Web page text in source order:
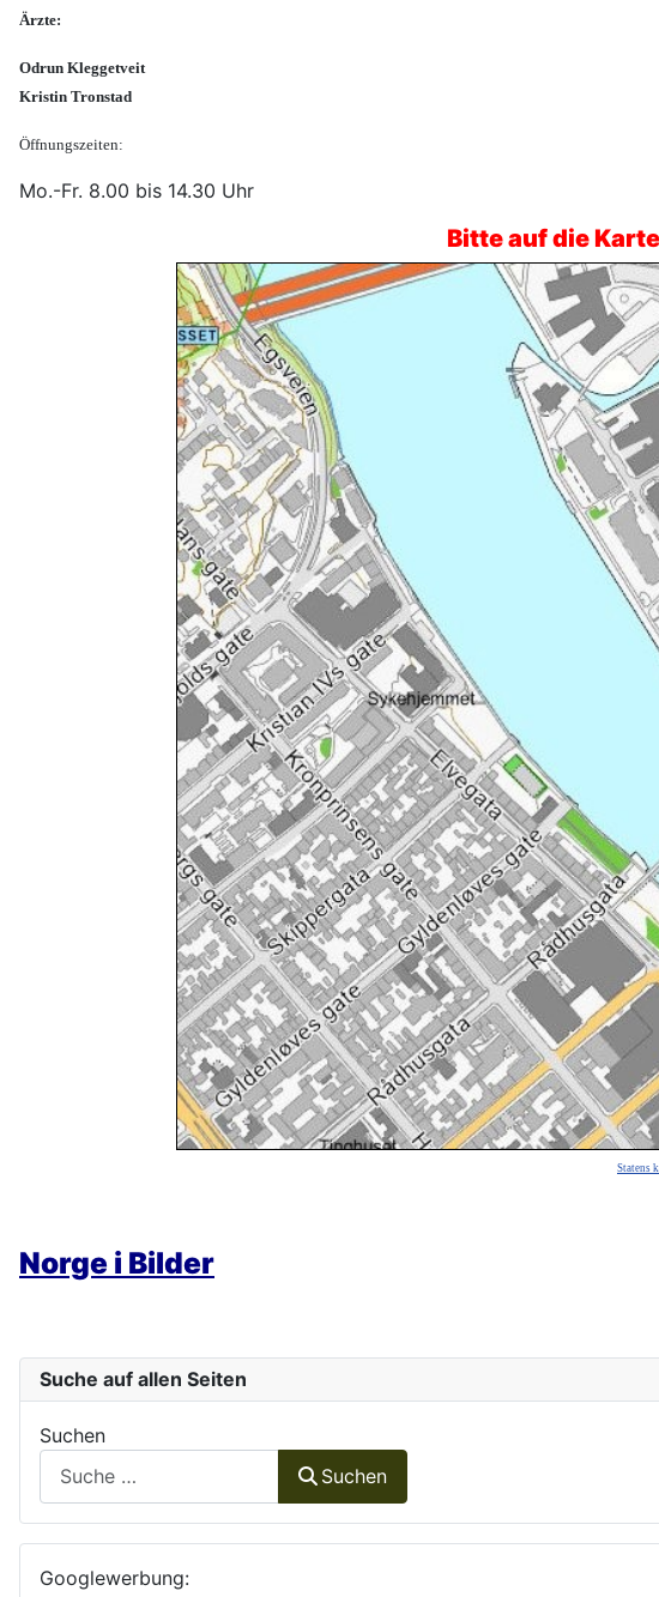
Ärzte:
Odrun Kleggetveit
Kristin Tronstad
Öffnungszeiten:
Mo.-Fr. 8.00 bis 14.30 Uhr
Bitte auf die
Statens
Norge i Bilder
Suche auf allen Seiten
Suchen
Suchen
Googlewerbung: